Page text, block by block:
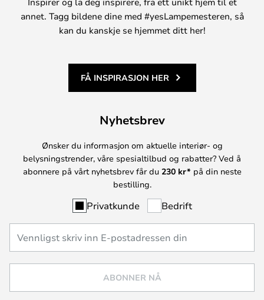
annet. Tagg bildene dine med #yesLampemesteren, så
kan du kanskje se hjemmet ditt her!
FÅ INSPIRASJON HER
Nyhetsbrev
Ønsker du informasjon om aktuelle interiør- og
belysningstrender, våre spesialtilbud og rabatter? Ved å
abonnere på vårt nyhetsbrev får du 230 kr* på din neste
bestilling.
Privatkunde Bedrift
ABONNER NÅ